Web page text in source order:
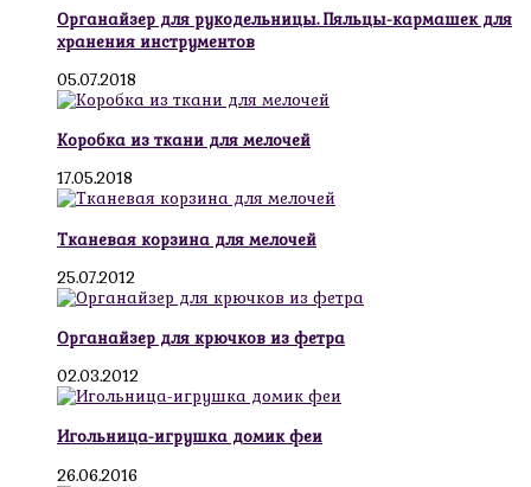
Органайзер для рукодельницы. Пяльцы-кармашек для
хранения инструментов
05.07.2018
Коробка из ткани для мелочей
17.05.2018
Тканевая корзина для мелочей
25.07.2012
Органайзер для крючков из фетра
02.03.2012
Игольница-игрушка домик феи
26.06.2016